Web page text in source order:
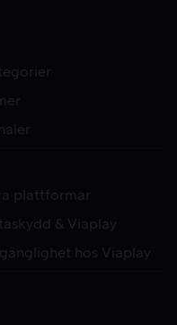
plattformar
& Viaplay
hos Viaplay